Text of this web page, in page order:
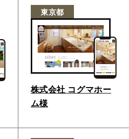
東京都
株式会社 コグマホー
ム様